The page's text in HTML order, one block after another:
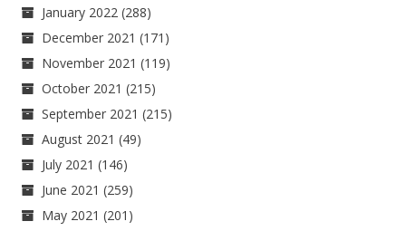
January 2022 (288)
December 2021 (171)
November 2021 (119)
October 2021 (215)
September 2021 (215)
August 2021 (49)
July 2021 (146)
June 2021 (259)
May 2021 (201)